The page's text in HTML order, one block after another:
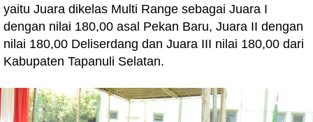
yaitu Juara dikelas Multi Range sebagai Juara I
dengan nilai 180,00 asal Pekan Baru, Juara II dengan
nilai 180,00 Deliserdang dan Juara III nilai 180,00 dari
Kabupaten Tapanuli Selatan.